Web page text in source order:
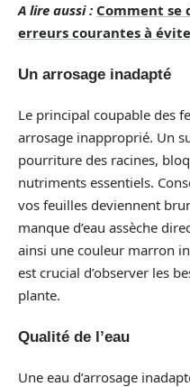
A lire aussi : Comment se
erreurs courantes à
Un arrosage inadapté
Le principal coupable des
arrosage inapproprié. Un
pourriture des racines,
nutriments essentiels.
vos feuilles deviennent
manque d’eau assèche
ainsi une couleur marron
est crucial d’observer les
plante.
Qualité de l’eau
Une eau d’arrosage